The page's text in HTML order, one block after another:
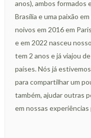
anos), ambos formados
Brasília e uma paixão
noivos em 2016 em
e em 2022 nasceu
tem 2 anos e já viajou
países. Nós já
para compartilhar um
também, ajudar outras
em nossas experiências